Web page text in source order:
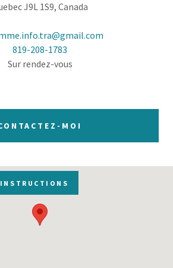
J9L 1S9, Canada
819-208-1783
Sur rendez-vous
MOI